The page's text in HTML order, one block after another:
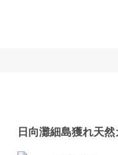
日向灘細島獲れ天